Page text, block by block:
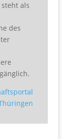
steht als
des